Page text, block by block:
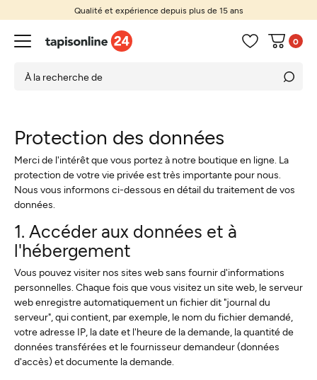
Qualité et expérience depuis plus de 15 ans
0
Protection des données
Merci de l'intérêt que vous portez à notre boutique en ligne. La
protection de votre vie privée est très importante pour nous.
Nous vous informons ci-dessous en détail du traitement de vos
données.
1. Accéder aux données et à
l'hébergement
Vous pouvez visiter nos sites web sans fournir d'informations
personnelles. Chaque fois que vous visitez un site web, le serveur
web enregistre automatiquement un fichier dit "journal du
serveur", qui contient, par exemple, le nom du fichier demandé,
votre adresse IP, la date et l'heure de la demande, la quantité de
données transférées et le fournisseur demandeur (données
d'accès) et documente la demande.